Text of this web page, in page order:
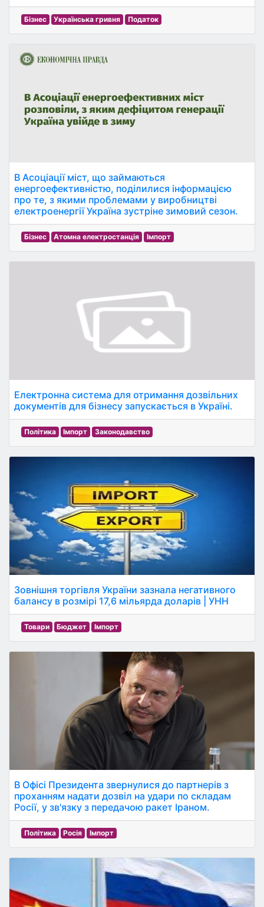
Бізнес Українська гривня Податок
В Асоціації міст, що займаються
енергоефективністю, поділилися інформацією
про те, з якими проблемами у виробництві
електроенергії Україна зустріне зимовий сезон.
Бізнес Атомна електростанція Імпорт
Електронна система для отримання дозвільних
документів для бізнесу запускається в Україні.
Політика Імпорт Законодавство
Зовнішня торгівля України зазнала негативного
балансу в розмірі 17,6 мільярда доларів | УНН
Товари Бюджет Імпорт
В Офісі Президента звернулися до партнерів з
проханням надати дозвіл на удари по складам
Росії, у зв'язку з передачою ракет Іраном.
Політика Росія Імпорт